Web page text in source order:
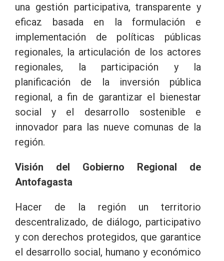
una gestión participativa, transparente y
eficaz basada en la formulación e
implementación de políticas públicas
regionales, la articulación de los actores
regionales, la participación y la
planificación de la inversión pública
regional, a fin de garantizar el bienestar
social y el desarrollo sostenible e
innovador para las nueve comunas de la
región.
Visión del Gobierno Regional de
Antofagasta
Hacer de la región un territorio
descentralizado, de diálogo, participativo
y con derechos protegidos, que garantice
el desarrollo social, humano y económico